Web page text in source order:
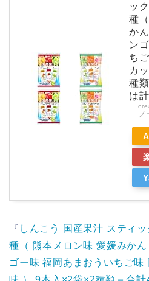
ッ
種
か
ン
ち
カ
種
は
『しんこう 国産果汁 スティ
種（ 熊本メロン味 愛媛みか
ゴー味 福岡あまおういちご味